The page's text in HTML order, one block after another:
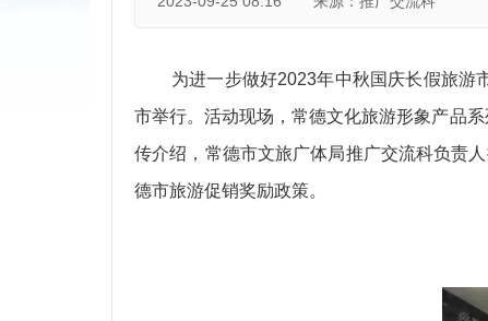
为进一步做好2023年中秋国庆长假旅游
市举行。活动现场，常德文化旅游形象产品
传介绍，常德市文旅广体局推广交流科负责
德市旅游促销奖励政策。